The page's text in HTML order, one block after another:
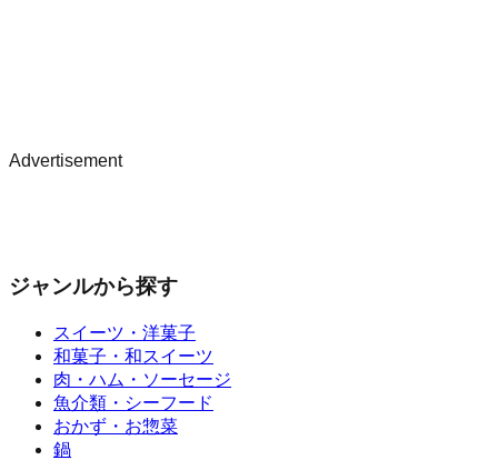
Advertisement
ジャンルから探す
スイーツ・洋菓子
和菓子・和スイーツ
肉・ハム・ソーセージ
魚介類・シーフード
おかず・お惣菜
鍋